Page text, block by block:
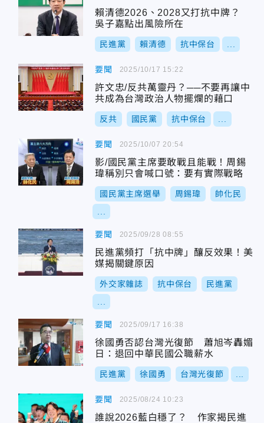
賴清德2026、2028又打抗中牌？
吳子嘉點出風險所在
民進黨 賴清德 抗中保台
要聞
許文忠/反共萬靈丹？──不要再讓中
共成為台灣政治人物擺爛的藉口
反共 國民黨 抗中保台
2025/10/17 15:22
要聞
影/國民黨主席要敢戰且能戰！周錫
瑋稱別只會喊口號：要有實際戰略
國民黨主席選舉 周錫瑋 帥化民
2025/10/07 20:54
要聞
民進黨頻打「抗中牌」釀反效果！美
媒揭關鍵原因
外交家雜誌 抗中保台 民進黨
2025/09/28 08:55
要聞
徐國勇否認台灣光復節 蕭旭岑轟媚
日：退回中華民國公職薪水
民進黨 徐國勇 台灣光復節
2025/09/17 16:38
要聞
誰說2026藍白穩了？ 作家揭民進
2025/08/24 10:23